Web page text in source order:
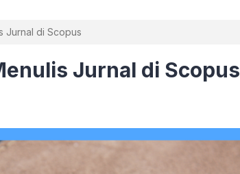
Jurnal di Scopus
Jurnal di Scopus